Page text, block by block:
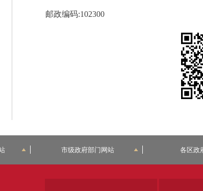
邮政编码:102300
市级政府部门网站 各区政